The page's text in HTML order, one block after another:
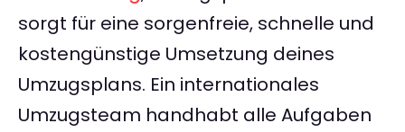
sorgt für eine sorgenfreie, schnelle und
kostengünstige Umsetzung deines
Umzugsplans. Ein internationales
Umzugsteam handhabt alle Aufgaben